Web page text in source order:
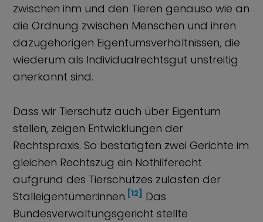
zwischen ihm und den Tieren genauso wie an
die Ordnung zwischen Menschen und ihren
dazugehörigen Eigentumsverhältnissen, die
wiederum als Individualrechtsgut unstreitig
anerkannt sind.
Dass wir Tierschutz auch über Eigentum
stellen, zeigen Entwicklungen der
Rechtspraxis. So bestätigten zwei Gerichte im
gleichen Rechtszug ein Nothilferecht
aufgrund des Tierschutzes zulasten der
Stalleigentümer:innen. [12] Das
Bundesverwaltungsgericht stellte